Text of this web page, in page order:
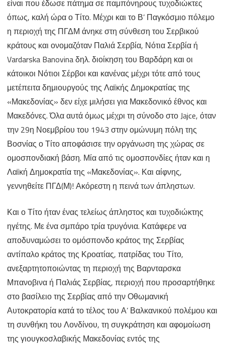
είναι που έδωσε πάτημα σε παμπόνηρους τυχοδιώκτες
όπως, καλή ώρα ο Τίτο. Μέχρι και το Β’ Παγκόσμιο πόλεμο
η περιοχή της ΠΓΔΜ άνηκε στη σύνθεση του Σερβικού
κράτους και ονομαζόταν Παλιά Σερβία, Νότια Σερβία ή
Vardarska Banovina δηλ. διοίκηση του Βαρδάρη και οι
κάτοικοι Νότιοι Σέρβοι και κανένας μέχρι τότε από τους
μετέπειτα δημιουργούς της Λαϊκής Δημοκρατίας της
«Μακεδονίας» δεν είχε μιλήσει για Μακεδονικό έθνος και
Μακεδόνες. Όλα αυτά όμως μέχρι τη σύνοδο στο Jajce, όταν
την 29η Νοεμβρίου του 1943 στην ομώνυμη πόλη της
Βοσνίας ο Τίτο αποφάσισε την οργάνωση της χώρας σε
ομοσπονδιακή βάση. Μία από τις ομοσπονδίες ήταν και η
Λαϊκή Δημοκρατία της «Μακεδονίας». Και αίφνης,
γεννηθείτε ΠΓΔ(Μ)! Ακόρεστη η πεινά των άπληστων.
Και ο Τίτο ήταν ένας τελείως άπληστος και τυχοδιώκτης
ηγέτης. Με ένα σμπάρο τρία τρυγόνια. Κατάφερε να
αποδυναμώσει το ομόσπονδο κράτος της Σερβίας
αντίπαλο κράτος της Κροατίας, πατρίδας του Τίτο,
ανεξαρτητοποιώντας τη περιοχή της Βαρνταρσκα
Μπανοβινα ή Παλιάς Σερβίας, περιοχή που προσαρτήθηκε
στο βασίλειο της Σερβίας από την Οθωμανική
Αυτοκρατορία κατά το τέλος του Α’ Βαλκανικού πολέμου και
τη συνθήκη του Λονδίνου, τη συγκράτηση και αφομοίωση
της γιουγκοσλαβικής Μακεδονίας εντός της